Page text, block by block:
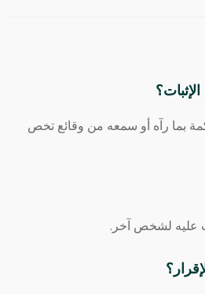
بما رآه أو سمعه من وقائع تخص
عليه لشخص آخر.